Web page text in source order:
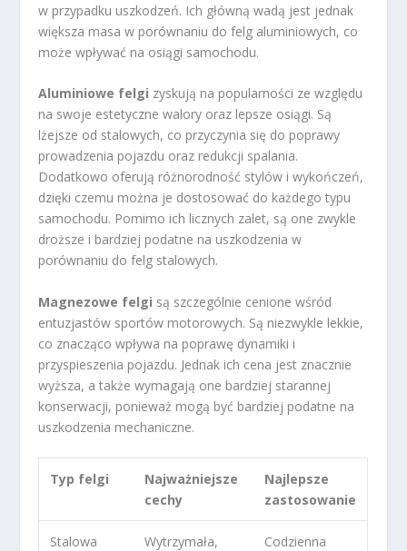
w przypadku uszkodzeń. Ich główną wadą jest jednak
większa masa w porównaniu do felg aluminiowych, co
może wpływać na osiągi samochodu.
Aluminiowe felgi zyskują na popularności ze względu
na swoje estetyczne walory oraz lepsze osiągi. Są
lżejsze od stalowych, co przyczynia się do poprawy
prowadzenia pojazdu oraz redukcji spalania.
Dodatkowo oferują różnorodność stylów i wykończeń,
dzięki czemu można je dostosować do każdego typu
samochodu. Pomimo ich licznych zalet, są one zwykle
droższe i bardziej podatne na uszkodzenia w
porównaniu do felg stalowych.
Magnezowe felgi są szczególnie cenione wśród
entuzjastów sportów motorowych. Są niezwykle lekkie,
co znacząco wpływa na poprawę dynamiki i
przyspieszenia pojazdu. Jednak ich cena jest znacznie
wyższa, a także wymagają one bardziej starannej
konserwacji, ponieważ mogą być bardziej podatne na
uszkodzenia mechaniczne.
Typ felgi
Najważniejsze
cechy
Najlepsze
zastosowanie
Stalowa
Wytrzymała,
Codzienna